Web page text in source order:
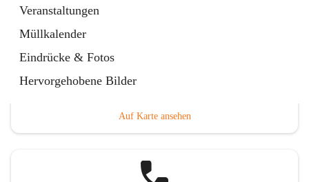
Veranstaltungen
Müllkalender
Eindrücke & Fotos
Hervorgehobene BilderHauptadresse
Auf Karte ansehen